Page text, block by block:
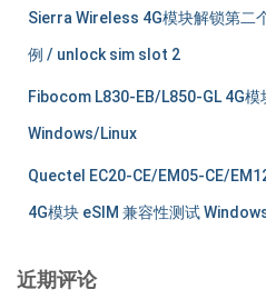
Sierra Wireless 4G模块解锁第二
例 / unlock sim slot 2
Fibocom L830-EB/L850-GL 4G模
Windows/Linux
Quectel EC20-CE/EM05-CE/
4G模块 eSIM 兼容性测试
近期评论